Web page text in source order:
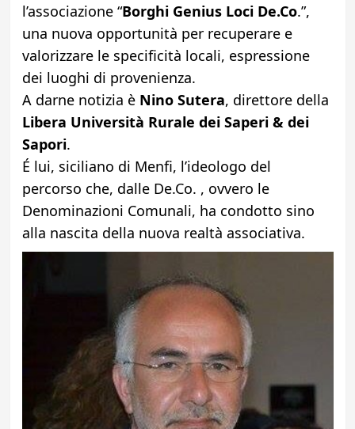
l’associazione “Borghi Genius Loci De.Co.”,
una nuova opportunità per recuperare e
valorizzare le specificità locali, espressione
dei luoghi di provenienza.
A darne notizia è Nino Sutera, direttore della
Libera Università Rurale dei Saperi & dei
Sapori.
É lui, siciliano di Menfi, l’ideologo del
percorso che, dalle De.Co. , ovvero le
Denominazioni Comunali, ha condotto sino
alla nascita della nuova realtà associativa.